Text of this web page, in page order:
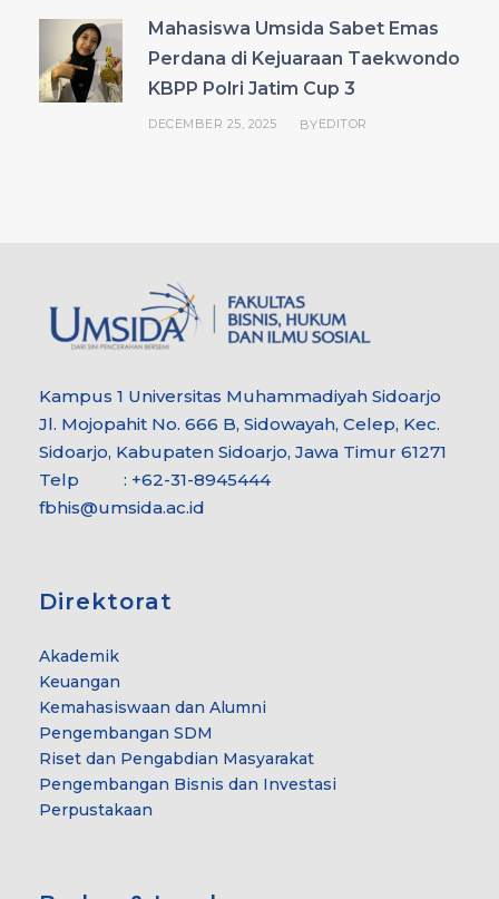
Mahasiswa Umsida Sabet Emas
Perdana di Kejuaraan Taekwondo
KBPP Polri Jatim Cup 3
DECEMBER 25, 2025 BYEDITOR
Kampus 1 Universitas Muhammadiyah Sidoarjo
Jl. Mojopahit No. 666 B, Sidowayah, Celep, Kec.
Sidoarjo, Kabupaten Sidoarjo, Jawa Timur 61271
Telp : +62-31-8945444
fbhis@umsida.ac.id
Direktorat
Akademik
Keuangan
Kemahasiswaan dan Alumni
Pengembangan SDM
Riset dan Pengabdian Masyarakat
Pengembangan Bisnis dan Investasi
Perpustakaan